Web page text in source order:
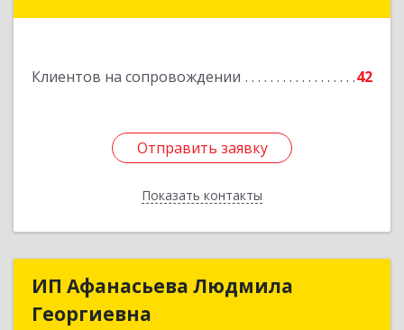
Клиентов на сопровождении 42
Отправить заявку
Показать контакты
Отправить заявку
Назад
ИП Афанасьева Людмила
Георгиевна
ИП Афанасьева Людмила